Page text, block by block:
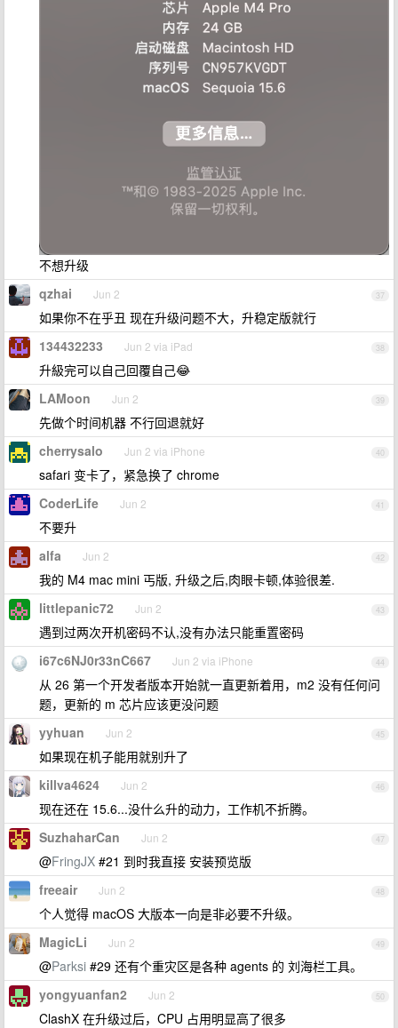
不想升级
37
qzhai Jun 2
如果你不在乎丑 现在升级问题不大，升稳定版就行
38
134432233 Jun 2 via iPad
升級完可以自己回覆自己😂
39
LAMoon Jun 2
先做个时间机器 不行回退就好
40
cherrysalo Jun 2 via iPhone
safari 变卡了，紧急换了 chrome
41
CoderLife Jun 2
不要升
42
alfa Jun 2
我的 M4 mac mini 丐版, 升级之后,肉眼卡顿,体验很差.
43
littlepanic72 Jun 2
遇到过两次开机密码不认,没有办法只能重置密码
44
i67c6NJ0r33nC667 Jun 2 via iPhone
从 26 第一个开发者版本开始就一直更新着用，m2 没有任何问
题，更新的 m 芯片应该更没问题
45
yyhuan Jun 2
如果现在机子能用就别升了
46
killva4624 Jun 2
现在还在 15.6...没什么升的动力，工作机不折腾。
47
SuzhaharCan Jun 2
@FringJX #21 到时我直接 安装预览版
48
freeair Jun 2
个人觉得 macOS 大版本一向是非必要不升级。
49
MagicLi Jun 2
@Parksi #29 还有个重灾区是各种 agents 的 刘海栏工具。
50
yongyuanfan2 Jun 2
ClashX 在升级过后，CPU 占用明显高了很多